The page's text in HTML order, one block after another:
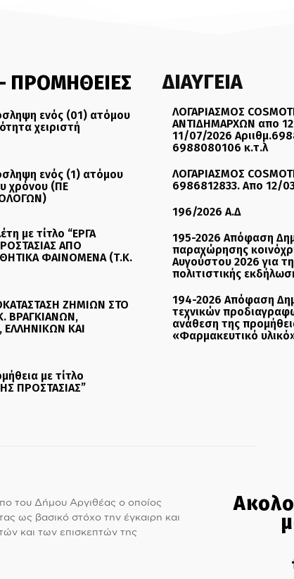
ΠΡΟΜΗΘΕΙΕΣ
ενός (01) ατόμου
χειριστή
ενός (1) ατόμου
χρόνου (ΠΕ
με τίτλο “ΕΡΓΑ
ΑΠΟ
ΦΑΙΝΟΜΕΝΑ (Τ.Κ.
ΖΗΜΙΩΝ ΣΤΟ
ΒΡΑΓΚΙΑΝΩΝ,
ΕΛΛΗΝΙΚΩΝ ΚΑΙ
με τίτλο
ΠΡΟΣΤΑΣΙΑΣ”
ΔΙΑΥΓΕΙΑ
ΛΟΓΑΡΙΑΣΜΟΣ
ΑΝΤΙΔΗΜΑΡΧΩΝ απο
11/07/2026
6988080106 κ.τ.λ
ΛΟΓΑΡΙΑΣΜΟΣ
6986812833. Απο 12/
196/2026 Α.Δ
195-2026 Απόφαση
παραχώρησης
Αυγούστου 2026 για
πολιτιστικής
194-2026 Απόφαση
τεχνικών
ανάθεση της
«Φαρμακευτικό
του Δήμου Αργιθέας ο οποίος
ως βασικό στόχο την έγκαιρη και
και των επισκεπτών της